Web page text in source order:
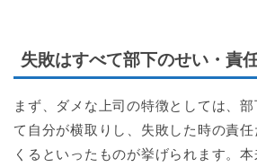
失敗はすべて部下のせい・責
まず、ダメな上司の特徴としては、
て自分が横取りし、失敗した時の責
くるといったものが挙げられます。